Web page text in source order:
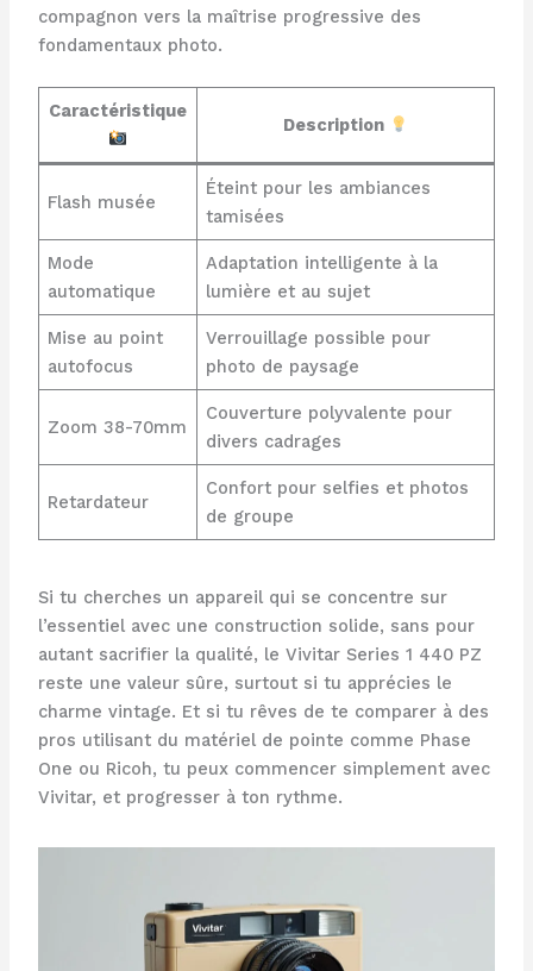
compagnon vers la maîtrise progressive des
fondamentaux photo.
Caractéristique
Description
Flash musée
Éteint pour les ambiances
tamisées
Mode
automatique
Adaptation intelligente à la
lumière et au sujet
Mise au point
autofocus
Verrouillage possible pour
photo de paysage
Zoom 38-70mm
Couverture polyvalente pour
divers cadrages
Retardateur
Confort pour selfies et photos
de groupe
Si tu cherches un appareil qui se concentre sur
l’essentiel avec une construction solide, sans pour
autant sacrifier la qualité, le Vivitar Series 1 440 PZ
reste une valeur sûre, surtout si tu apprécies le
charme vintage. Et si tu rêves de te comparer à des
pros utilisant du matériel de pointe comme Phase
One ou Ricoh, tu peux commencer simplement avec
Vivitar, et progresser à ton rythme.